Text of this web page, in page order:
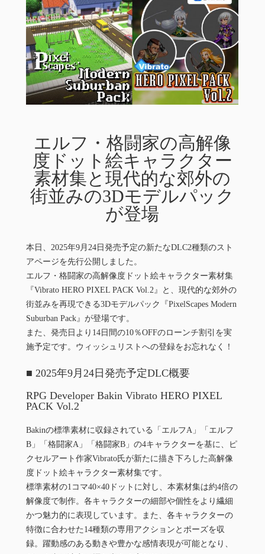
エルフ・格闘家の高解像
度ドット絵キャラクター
素材集と現代的な郊外の
街並みの3Dモデルパック
が登場
本日、2025年9月24日発売予定の新たなDLC2種類のスト
アページを先行公開しました。
エルフ・格闘家の高解像度ドット絵キャラクター素材集
『Vibrato HERO PIXEL PACK Vol.2』と、現代的な郊外の
街並みを再現できる3Dモデルパック『PixelScapes Modern
Suburban Pack』が登場です。
また、発売日より14日間の10％OFFのローンチ割引を実
施予定です。ウィッシュリストへの登録をお忘れなく！
■ 2025年9月24日発売予定DLC概要
RPG Developer Bakin Vibrato HERO PIXEL
PACK Vol.2
Bakinの標準素材に収録されている「エルフA」「エルフ
B」「格闘家A」「格闘家B」の4キャラクターを基に、ピ
クセルアート作家Vibrato氏が新たに描き下ろした高解像
度ドット絵キャラクター素材集です。
標準素材の1コマ40×40ドットに対し、本素材集は約4倍の
解像度で制作。各キャラクターの細部や個性をより繊細
かつ魅力的に表現しています。また、各キャラクターの
特徴に合わせた14種類の専用アクションとポーズを収
録。躍動感のある動きや豊かな感情表現が可能となり、